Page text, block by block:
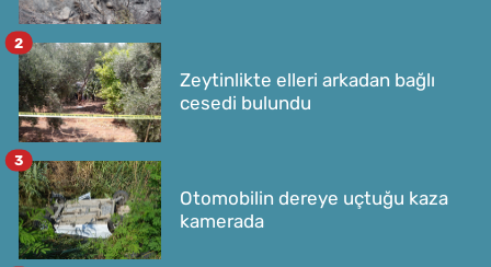
Zeytinlikte elleri arkadan bağlı
cesedi bulundu
2
Otomobilin dereye uçtuğu kaza
kamerada
3